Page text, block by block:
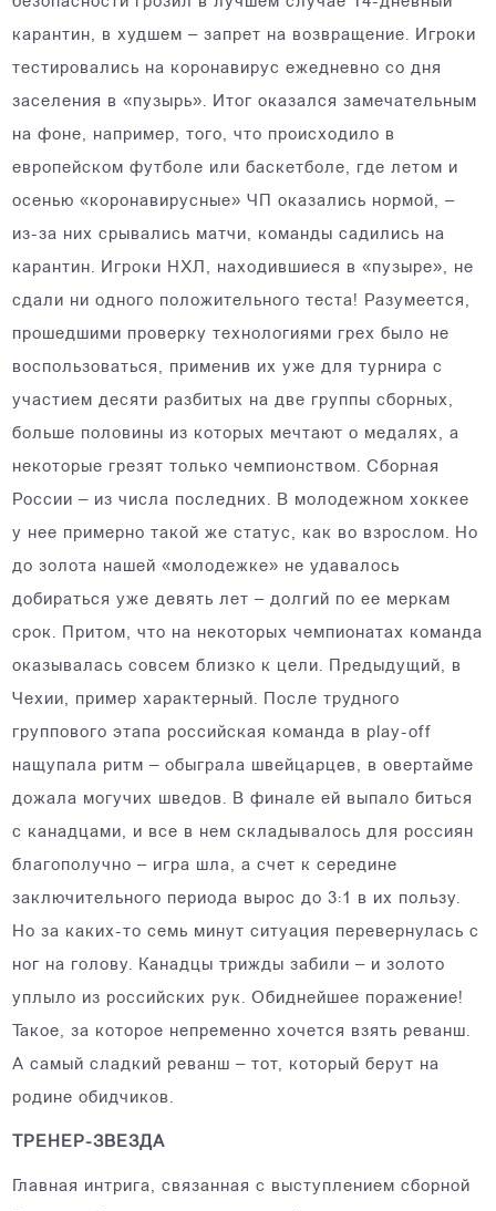
карантин, в худшем – запрет на возвращение. Игроки
тестировались на коронавирус ежедневно со дня
заселения в «пузырь». Итог оказался замечательным
на фоне, например, того, что происходило в
европейском футболе или баскетболе, где летом и
осенью «коронавирусные» ЧП оказались нормой, –
из-за них срывались матчи, команды садились на
карантин. Игроки НХЛ, находившиеся в «пузыре», не
сдали ни одного положительного теста! Разумеется,
прошедшими проверку технологиями грех было не
воспользоваться, применив их уже для турнира с
участием десяти разбитых на две группы сборных,
больше половины из которых мечтают о медалях, а
некоторые грезят только чемпионством. Сборная
России – из числа последних. В молодежном хоккее
у нее примерно такой же статус, как во взрослом. Но
до золота нашей «молодежке» не удавалось
добираться уже девять лет – долгий по ее меркам
срок. Притом, что на некоторых чемпионатах команда
оказывалась совсем близко к цели. Предыдущий, в
Чехии, пример характерный. После трудного
группового этапа российская команда в play-off
нащупала ритм – обыграла швейцарцев, в овертайме
дожала могучих шведов. В финале ей выпало биться
с канадцами, и все в нем складывалось для россиян
благополучно – игра шла, а счет к середине
заключительного периода вырос до 3:1 в их пользу.
Но за каких-то семь минут ситуация перевернулась с
ног на голову. Канадцы трижды забили – и золото
уплыло из российских рук. Обиднейшее поражение!
Такое, за которое непременно хочется взять реванш.
А самый сладкий реванш – тот, который берут на
родине обидчиков.
ТРЕНЕР-ЗВЕЗДА
Главная интрига, связанная с выступлением сборной